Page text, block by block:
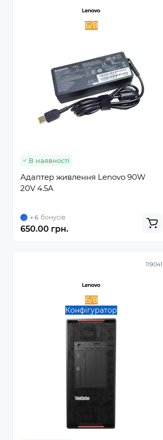
Б/В
В наявності
Адаптер живлення Lenovo 90W
20V 4.5A
+ 6 бонусів
650.00 грн.
119041
Б/В
Конфігуратор